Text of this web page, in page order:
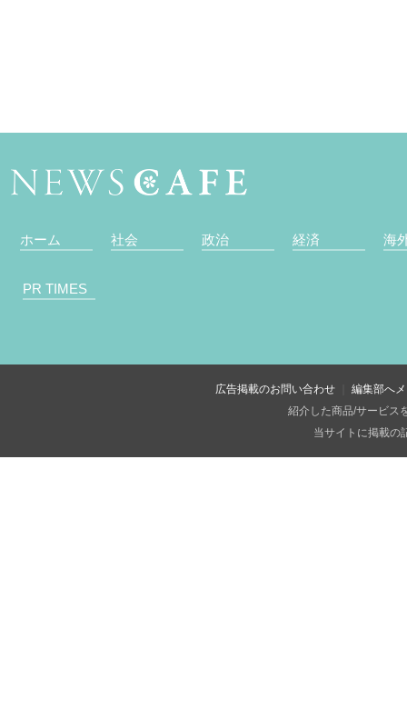
ホーム 社会 政治 経済 海
PR TIMES
広告掲載のお問い合わせ
編集部へ
紹介した商品/サービス
当サイトに掲載の